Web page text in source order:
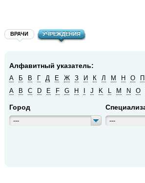
ВРАЧИ УЧРЕЖДЕНИЯ
Алфавитный указатель:
А Б В Г Д Е Ж З И К Л М Н О П
A
B C D E F G H J K L M N O
Город
--- ---